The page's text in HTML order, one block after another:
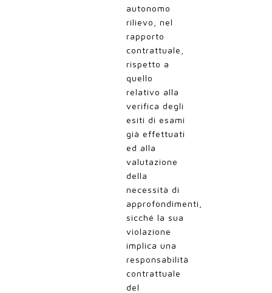
autonomo
rilievo, nel
rapporto
contrattuale,
rispetto a
quello
relativo alla
verifica degli
esiti di esami
già effettuati
ed alla
valutazione
della
necessità di
approfondimenti,
sicché la sua
violazione
implica una
responsabilità
contrattuale
del